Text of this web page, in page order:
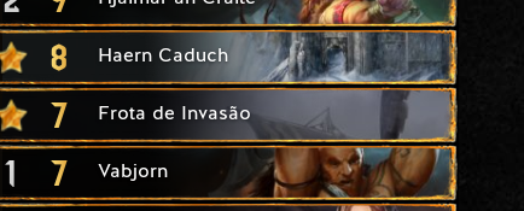
8 Haern Caduch
7 Frota de Invasão
1 7 Vabjorn